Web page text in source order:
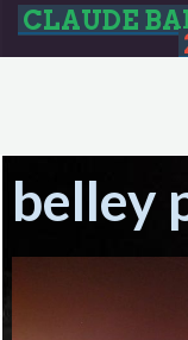
CLAUDE
belley